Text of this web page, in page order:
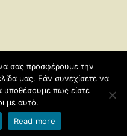
Πληροφορικής
προσβασιμότητας
σας προσφέρουμε την
μας. Εάν συνεχίσετε να
υποθέσουμε πως είστε
με αυτό.
Read more